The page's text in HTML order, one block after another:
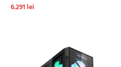
6.291 lei